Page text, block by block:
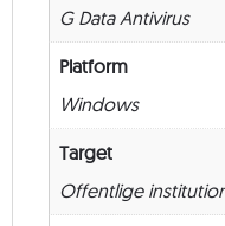
G Data Antivirus
Platform
Windows
Target
Offentlige